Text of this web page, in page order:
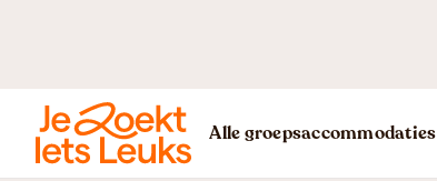
Alle groepsaccommodaties